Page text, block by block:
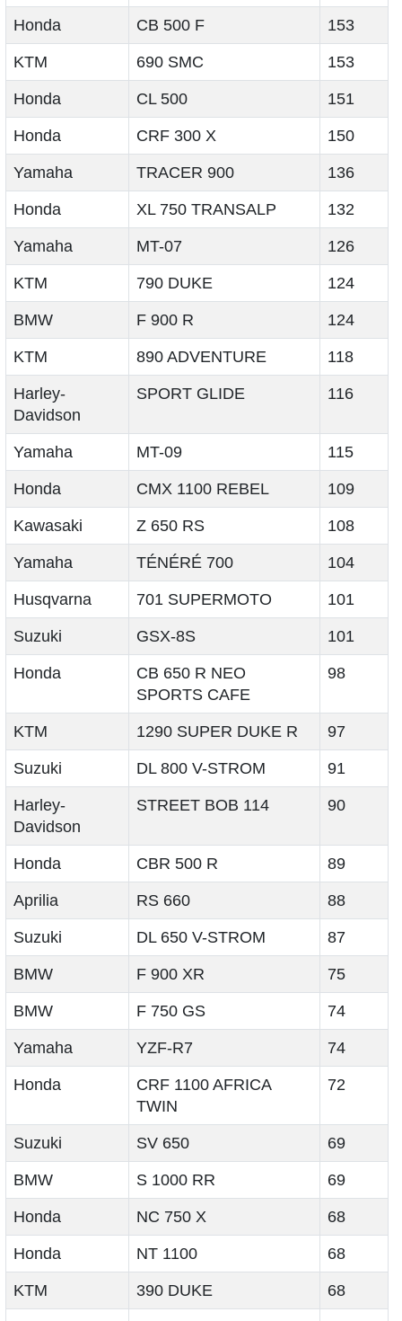
Honda CB 500 F 153
KTM 690 SMC 153
Honda CL 500 151
Honda CRF 300 X 150
Yamaha TRACER 900 136
Honda XL 750 TRANSALP 132
Yamaha MT-07 126
KTM 790 DUKE 124
BMW F 900 R 124
KTM 890 ADVENTURE 118
Harley-
Davidson
SPORT GLIDE 116
Yamaha MT-09 115
Honda CMX 1100 REBEL 109
Kawasaki Z 650 RS 108
Yamaha TÉNÉRÉ 700 104
Husqvarna 701 SUPERMOTO 101
Suzuki GSX-8S 101
Honda
CB 650 R NEO
SPORTS CAFE
98
KTM 1290 SUPER DUKE R 97
Suzuki DL 800 V-STROM 91
Harley-
Davidson
STREET BOB 114 90
Honda CBR 500 R 89
Aprilia RS 660 88
Suzuki DL 650 V-STROM 87
BMW F 900 XR 75
BMW F 750 GS 74
Yamaha YZF-R7 74
Honda
CRF 1100 AFRICA
TWIN
72
Suzuki SV 650 69
BMW S 1000 RR 69
Honda NC 750 X 68
Honda NT 1100 68
KTM 390 DUKE 68